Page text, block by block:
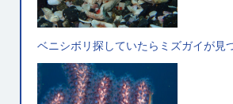
ベニシボリ探していたらミズガイが見